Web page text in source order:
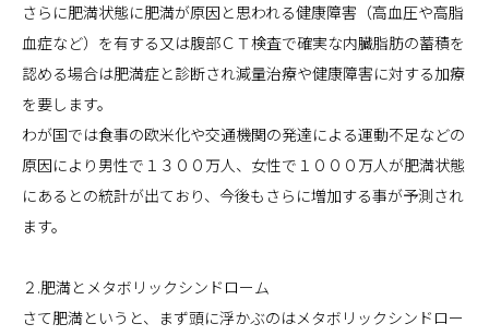
さらに肥満状態に肥満が原因と思われる健康障害（高血圧や高脂
血症など）を有する又は腹部ＣＴ検査で確実な内臓脂肪の蓄積を
認める場合は肥満症と診断され減量治療や健康障害に対する加療
を要します。
わが国では食事の欧米化や交通機関の発達による運動不足などの
原因により男性で１３００万人、女性で１０００万人が肥満状態
にあるとの統計が出ており、今後もさらに増加する事が予測され
ます。
２.肥満とメタボリックシンドローム
さて肥満というと、まず頭に浮かぶのはメタボリックシンドロー